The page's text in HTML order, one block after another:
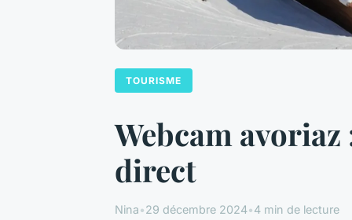
TOURISME
Webcam
direct
Nina•29 décembre 2024•4 min de lecture